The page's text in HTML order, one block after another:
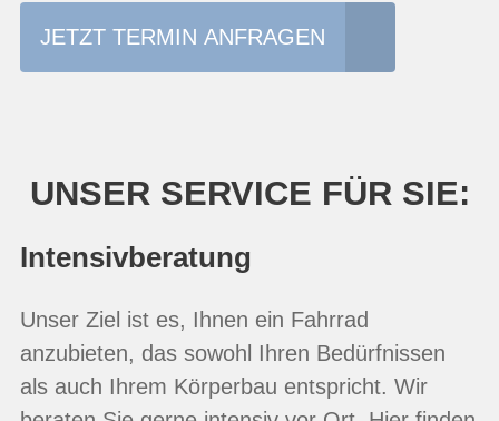
JETZT TERMIN ANFRAGEN
UNSER SERVICE FÜR SIE:
Intensivberatung
Unser Ziel ist es, Ihnen ein Fahrrad
anzubieten, das sowohl Ihren Bedürfnissen
als auch Ihrem Körperbau entspricht. Wir